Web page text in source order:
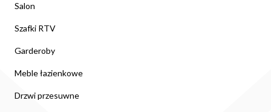
Salon
Szafki RTV
Garderoby
Meble łazienkowe
Drzwi przesuwne